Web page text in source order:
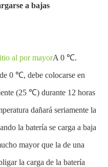
a bajas
al por mayorA 0 ℃.
0 ℃, debe colocarse en
(25 ℃) durante 12 horas
dañará seriamente la
la batería se carga a baja
mayor que la de una
la carga de la batería